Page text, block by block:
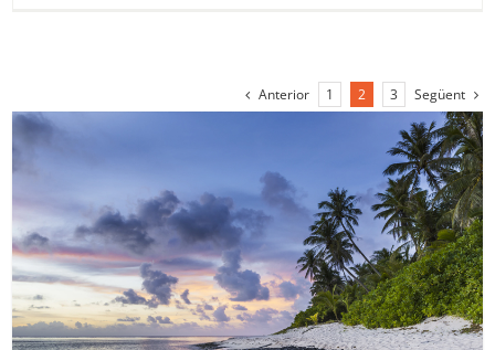
Anterior 1 2 3 Següent